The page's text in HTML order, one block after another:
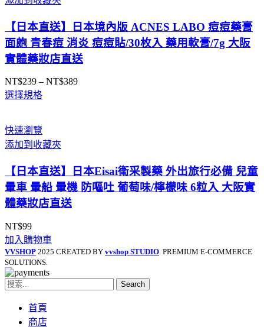
【日本直送】日本境內版 ACNES LABO 痘痘藥膏
面皰 青春痘 消炎 痘痘貼/30枚入 藥用軟膏/7g 大阪
實體藥妝店直送
NT$239 – NT$389價
選擇規格
快速瀏覽
添加到收藏夾
【日本直送】日本Eisai衛采製藥 外出旅行必備 兒童
暈車 暈船 暈機 防嘔吐 葡萄味/檸檬味 6粒入 大阪實
體藥妝店直送
NT$99
加入購物車
VVSHOP 2025 CREATED BY vvshop STUDIO . PREMIUM E-COMMERCE
SOLUTIONS.
Search
首頁
商店